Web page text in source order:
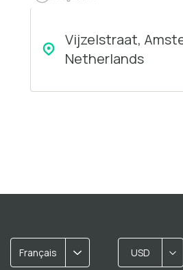
Vijzelstraat,
Netherlands
Français USD